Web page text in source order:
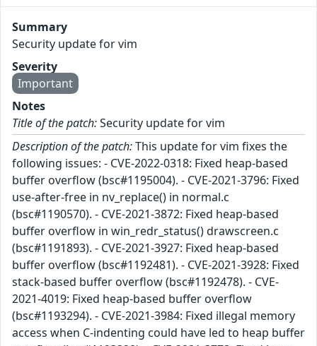
Summary
Security update for vim
Severity
Important
Notes
Title of the patch:Security update for vim
Description of the patch:This update for vim fixes the
following issues: - CVE-2022-0318: Fixed heap-based
buffer overflow (bsc#1195004). - CVE-2021-3796: Fixed
use-after-free in nv_replace() in normal.c
(bsc#1190570). - CVE-2021-3872: Fixed heap-based
buffer overflow in win_redr_status() drawscreen.c
(bsc#1191893). - CVE-2021-3927: Fixed heap-based
buffer overflow (bsc#1192481). - CVE-2021-3928: Fixed
stack-based buffer overflow (bsc#1192478). - CVE-
2021-4019: Fixed heap-based buffer overflow
(bsc#1193294). - CVE-2021-3984: Fixed illegal memory
access when C-indenting could have led to heap buffer